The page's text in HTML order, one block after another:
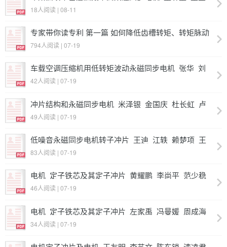
勤_卫镜周_钟再敏_陈辛波
18人阅读 | 08-11
专家带你读专利 第一篇 如何降低齿槽转矩、转矩脉动
和改善NVH性能相关专利综述与解读
794人阅读 | 07-19
车载空调压缩机用低转矩波动永磁同步电机_张华_刘
42人阅读 | 07-19
冲片结构和永磁同步电机_米泽银_金国庆_杜长虹_卢
有君_王雪东
49人阅读 | 07-19
低噪音永磁同步电机转子冲片_王迪_江轶_赖楚项_王
团锋
83人阅读 | 07-19
电机_定子铁芯及其定子冲片_黄耀鹏_李尚平_范少稳
46人阅读 | 07-19
电机_定子铁芯及其定子冲片_左家禹_冯曼媛_周成海_
王周叶_孟兆平
34人阅读 | 07-19